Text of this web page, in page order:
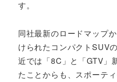
す。
同社最新のロードマップ
けられたコンパクトSUV
近では「8C」と「GTV」
たことからも、スポーテ